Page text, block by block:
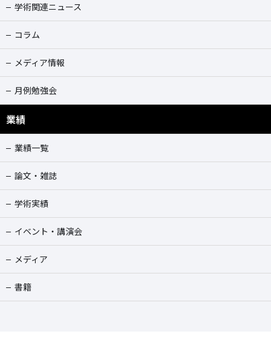
学術関連ニュース
コラム
メディア情報
月例勉強会
業績
業績一覧
論文・雑誌
学術実績
イベント・講演会
メディア
書籍